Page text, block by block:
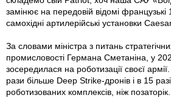
замінює на передовій відомі французькі
самохідні артилерійські установки
За словами міністра з питань
промисловості Германа Сметаніна, у
зосередилася на роботизації своєї
рази більше Deep Strike-дронів і в 15
роботизованих комплексів, ніж позаторік.